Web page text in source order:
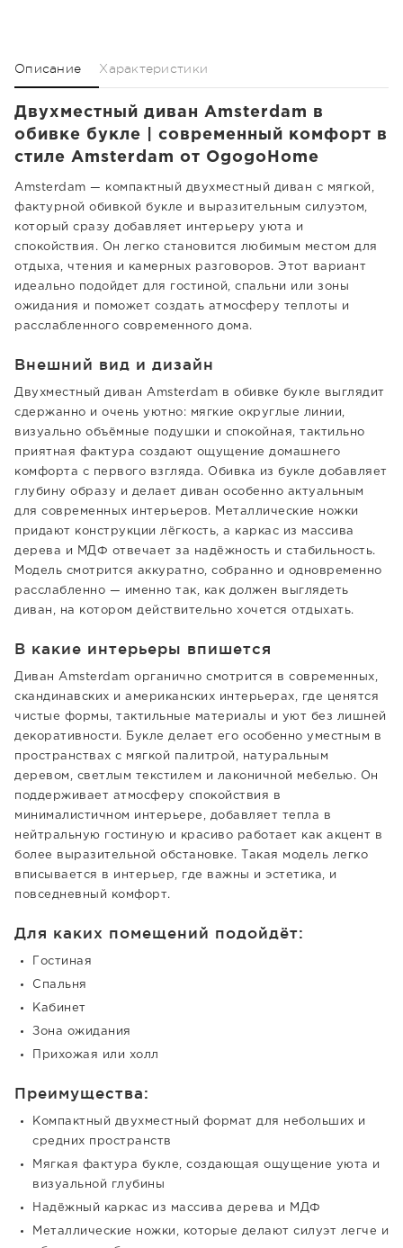
Описание Характеристики
Двухместный диван Amsterdam в
обивке букле | современный комфорт в
стиле Amsterdam от OgogoHome
Amsterdam — компактный двухместный диван с мягкой,
фактурной обивкой букле и выразительным силуэтом,
который сразу добавляет интерьеру уюта и
спокойствия. Он легко становится любимым местом для
отдыха, чтения и камерных разговоров. Этот вариант
идеально подойдет для гостиной, спальни или зоны
ожидания и поможет создать атмосферу теплоты и
расслабленного современного дома.
Внешний вид и дизайн
Двухместный диван Amsterdam в обивке букле выглядит
сдержанно и очень уютно: мягкие округлые линии,
визуально объёмные подушки и спокойная, тактильно
приятная фактура создают ощущение домашнего
комфорта с первого взгляда. Обивка из букле добавляет
глубину образу и делает диван особенно актуальным
для современных интерьеров. Металлические ножки
придают конструкции лёгкость, а каркас из массива
дерева и МДФ отвечает за надёжность и стабильность.
Модель смотрится аккуратно, собранно и одновременно
расслабленно — именно так, как должен выглядеть
диван, на котором действительно хочется отдыхать.
В какие интерьеры впишется
Диван Amsterdam органично смотрится в современных,
скандинавских и американских интерьерах, где ценятся
чистые формы, тактильные материалы и уют без лишней
декоративности. Букле делает его особенно уместным в
пространствах с мягкой палитрой, натуральным
деревом, светлым текстилем и лаконичной мебелью. Он
поддерживает атмосферу спокойствия в
минималистичном интерьере, добавляет тепла в
нейтральную гостиную и красиво работает как акцент в
более выразительной обстановке. Такая модель легко
вписывается в интерьер, где важны и эстетика, и
повседневный комфорт.
Для каких помещений подойдёт:
Гостиная
Спальня
Кабинет
Зона ожидания
Прихожая или холл
Преимущества:
Компактный двухместный формат для небольших и
средних пространств
Мягкая фактура букле, создающая ощущение уюта и
визуальной глубины
Надёжный каркас из массива дерева и МДФ
Металлические ножки, которые делают силуэт легче и